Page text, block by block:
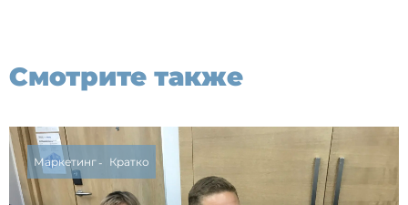
Смотрите также
Маркетинг Кратко